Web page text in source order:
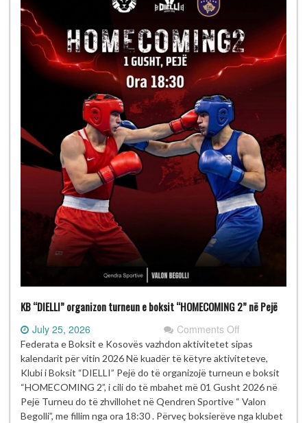
KB “DIELLI” organizon turneun e boksit “HOMECOMING 2” në Pejë
July 25, 2026 Comments Offon
KB
“DIELLI”
organizon
turneun
e
boksit
Federata e Boksit e Kosovës vazhdon aktivitetet sipas
kalendarit për vitin 2026 Në kuadër të këtyre aktiviteteve,
Klubi i Boksit “DIELLI” Pejë do të organizojë turneun e boksit
“HOMECOMING 2”, i cili do të mbahet më 01 Gusht 2026 në
Pejë Turneu do të zhvillohet në Qendren Sportive “ Valon
Begolli”, me fillim nga ora 18:30 . Përveç boksierëve nga klubet